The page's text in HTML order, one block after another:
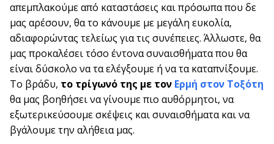
απεμπλακούμε από καταστάσεις και πρόσωπα που δε
μας αρέσουν, θα το κάνουμε με μεγάλη ευκολία,
αδιαφορώντας τελείως για τις συνέπειες. Άλλωστε, θα
μας προκαλέσει τόσο έντονα συναισθήματα που θα
είναι δύσκολο να τα ελέγξουμε ή να τα καταπνίξουμε.
Το βράδυ, το τρίγωνό της με τον Ερμή στον Τοξότη
θα μας βοηθήσει να γίνουμε πιο αυθόρμητοι, να
εξωτερικεύσουμε σκέψεις και συναισθήματα και να
βγάλουμε την αλήθεια μας.